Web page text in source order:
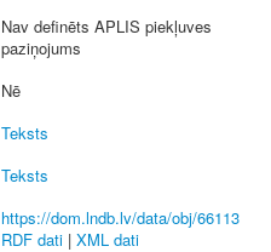
Nav definēts APLIS piekļuves
paziņojums
Nē
Teksts
Teksts
https://dom.lndb.lv/data/obj/66113
RDF dati | XML dati